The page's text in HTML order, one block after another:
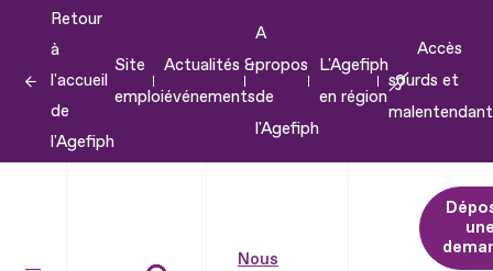
contenu
Retour
à
l'accueil
de
l'Agefiph
Site
emploi
Actualités &
événements
A
propos
de
l'Agefiph
L'Agefiph
en région
Accès
sourds et
Nous